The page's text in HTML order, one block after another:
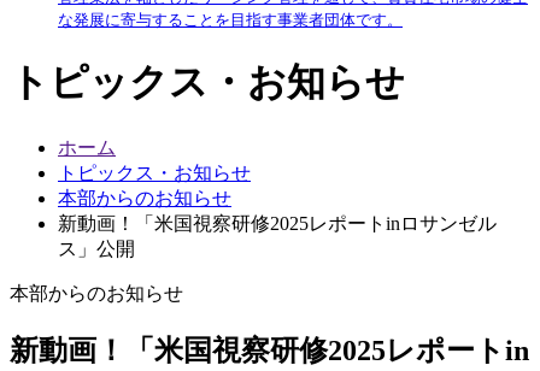
な発展に寄与することを目指す事業者団体です。
トピックス・お知らせ
ホーム
トピックス・お知らせ
本部からのお知らせ
新動画！「米国視察研修2025レポートinロサンゼル
ス」公開
本部からのお知らせ
新動画！「米国視察研修2025レポートin